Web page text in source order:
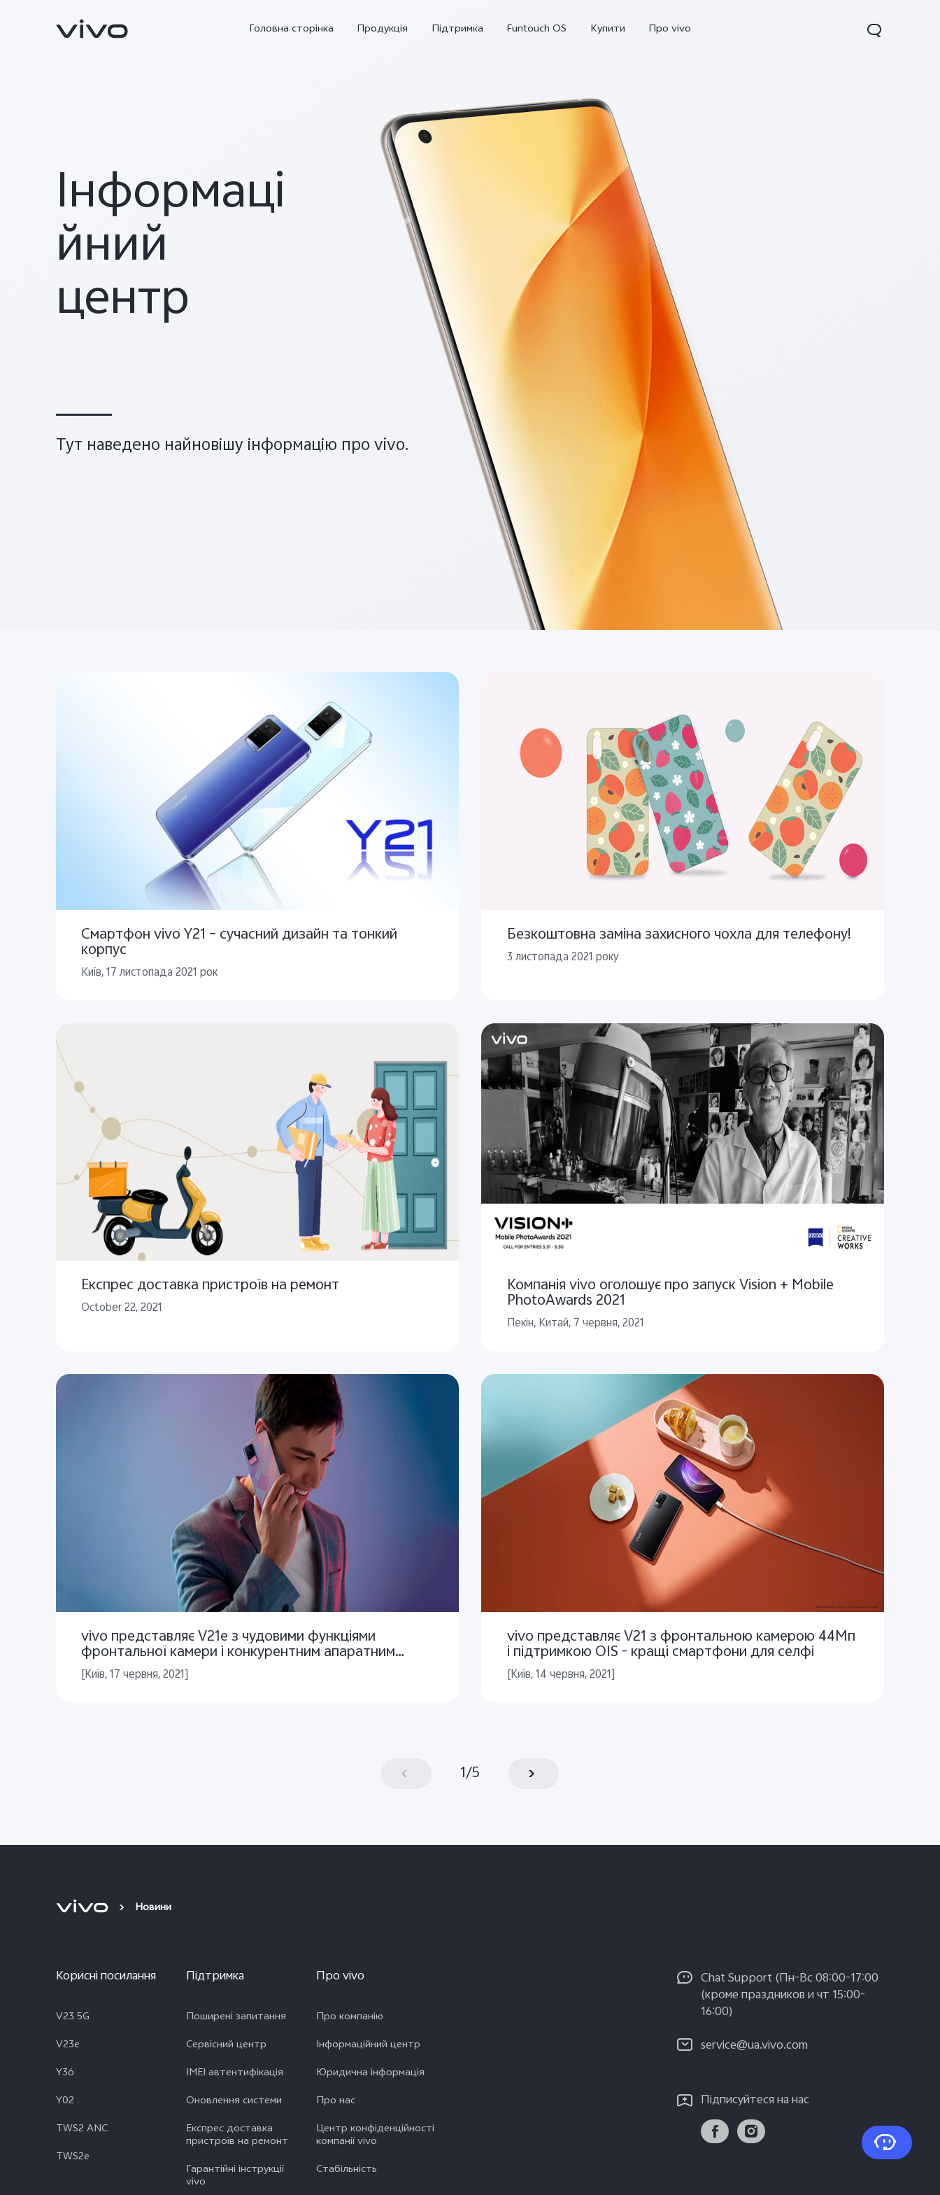
Головна сторінка Продукція Підтримка Funtouch OS Купити Про vivo
V23 5G новий Y15s
Інформаці
йний
центр
Тут наведено найновішу інформацію про vivo.
Смартфон vivo Y21 – сучасний дизайн та тонкий
корпус
Київ, 17 листопада 2021 рок
Безкоштовна заміна захисного чохла для телефону!
3 листопада 2021 року
Експрес доставка пристроїв на ремонт
October 22, 2021
Компанія vivo оголошує про запуск Vision + Mobile
PhotoAwards 2021
Пекін, Китай, 7 червня, 2021
vivo представляє V21e з чудовими функціями
фронтальної камери і конкурентним апаратним
забезпеченням
[Київ, 17 червня, 2021]
vivo представляє V21 з фронтальною камерою 44Мп
і підтримкою OIS - кращі смартфони для селфі
[Київ, 14 червня, 2021]
1/5
Новини
Корисні посилання
V23 5G
V23e
Y36
Y02
TWS2 ANC
TWS2e
Підтримка
Поширені запитання
Сервісний центр
IMEI автентифікація
Оновлення системи
Експрес доставка
пристроїв на ремонт
Гарантійні інструкції
vivo
Про vivo
Про компанію
Інформаційний центр
Юридична інформація
Про нас
Центр конфіденційності
компанії vivo
Стабільність
Chat Support (Пн-Вс 08:00-17:00
(кроме праздников и чт 15:00-
16:00)
service@ua.vivo.com
Підписуйтеся на нас